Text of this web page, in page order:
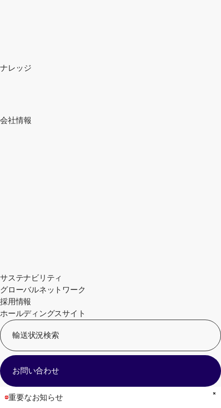
ナレッジ
会社情報
サステナビリティ
グローバルネットワーク
採用情報
ホールディングスサイト
輸送状況検索
[
お問い合わせ
重要なお知らせ